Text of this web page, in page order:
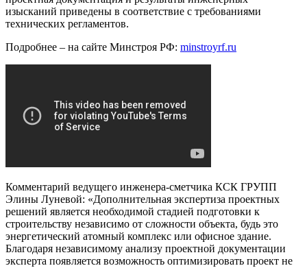
изысканий приведены в соответствие с требованиями
технических регламентов.
Подробнее – на сайте Минстроя РФ: minstroyrf.ru
Комментарий ведущего инженера-сметчика КСК ГРУПП
Элины Луневой: «Дополнительная экспертиза проектных
решений является необходимой стадией подготовки к
строительству независимо от сложности объекта, будь это
энергетический атомный комплекс или офисное здание.
Благодаря независимому анализу проектной документации
эксперта появляется возможность оптимизировать проект не